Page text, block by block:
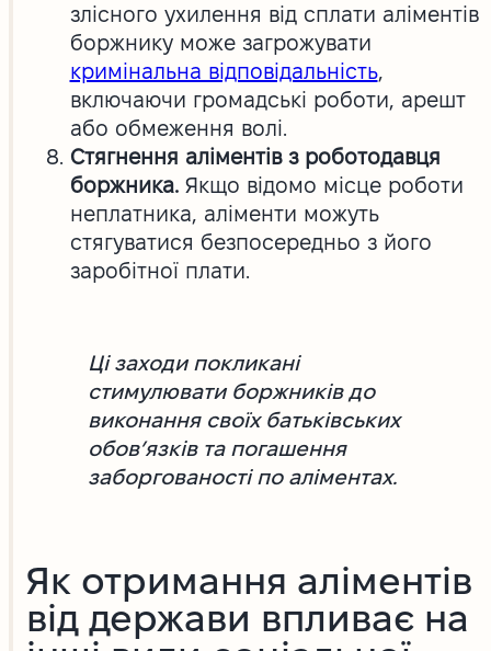
злісного ухилення від сплати аліментів
боржнику може загрожувати
кримінальна відповідальність,
включаючи громадські роботи, арешт
або обмеження волі.
Стягнення аліментів з роботодавця
боржника.Якщо відомо місце роботи
неплатника, аліменти можуть
стягуватися безпосередньо з його
заробітної плати.
Ці заходи покликані
стимулювати боржників до
виконання своїх батьківських
обов’язків та погашення
заборгованості по аліментах.
Як отримання аліментів
від держави впливає на